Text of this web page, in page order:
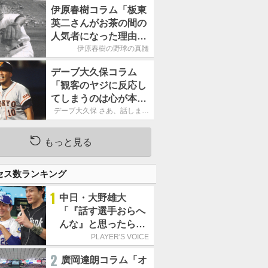
針」
伊原春樹コラム「板東
英二さんがお茶の間の
人気者になった理由
甲子園の伝説、中日の
手放さなかった」
伊原春樹の野球の真髄
デーブ大久保コラム
「観客のヤジに反応し
てしまうのは心が本当
に純粋だからなので
デーブ大久保 さあ、話しまし
ょう！
もっと見る
ス数ランキング
1 中日・大野雄大
「『話す選手おらへ
んな』と思ったら坂
本勇人が来た！」／
PLAYER'S VOICE
2 廣岡達朗コラム「オ